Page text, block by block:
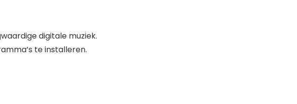
digitale muziek.
te installeren.